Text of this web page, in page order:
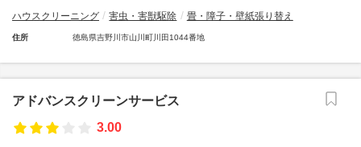
ハウスクリーニング 害虫・害獣駆除 畳・障子・壁紙張り替え
住所 徳島県吉野川市山川町川田1044番地
アドバンスクリーンサービス
3.00